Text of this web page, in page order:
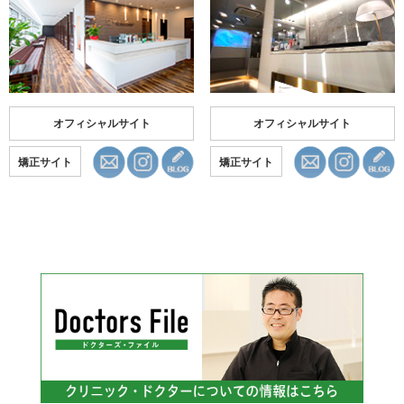
オフィシャルサイト
矯正サイト
オフィシャルサイト
矯正サイト